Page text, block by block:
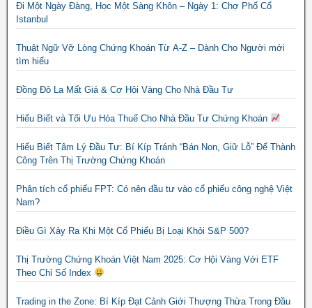
Đi Một Ngày Đàng, Học Một Sàng Khôn – Ngày 1: Chợ Phố Cổ
Istanbul
Thuật Ngữ Vỡ Lòng Chứng Khoán Từ A-Z – Dành Cho Người mới
tìm hiểu
Đồng Đô La Mất Giá & Cơ Hội Vàng Cho Nhà Đầu Tư
Hiểu Biết và Tối Ưu Hóa Thuế Cho Nhà Đầu Tư Chứng Khoán
Hiểu Biết Tâm Lý Đầu Tư: Bí Kíp Tránh “Bán Non, Giữ Lỗ” Để Thành
Công Trên Thị Trường Chứng Khoán
Phân tích cổ phiếu FPT: Có nên đầu tư vào cổ phiếu công nghệ Việt
Nam?
Điều Gì Xảy Ra Khi Một Cổ Phiếu Bị Loại Khỏi S&P 500?
Thị Trường Chứng Khoán Việt Nam 2025: Cơ Hội Vàng Với ETF
Theo Chỉ Số Index
Trading in the Zone: Bí Kíp Đạt Cảnh Giới Thượng Thừa Trong Đầu